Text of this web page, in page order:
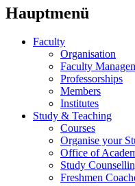
Hauptmenü
Faculty
Organisation
Faculty
Professorships
Members
Institutes
Study & Teaching
Courses
Organise your
Office of
Study
Freshmen